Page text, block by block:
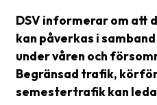
Customs
declarations
Delivery
terms
DSV informerar om att
kan påverkas i
under våren och
Begränsad trafik,
semestertrafik kan